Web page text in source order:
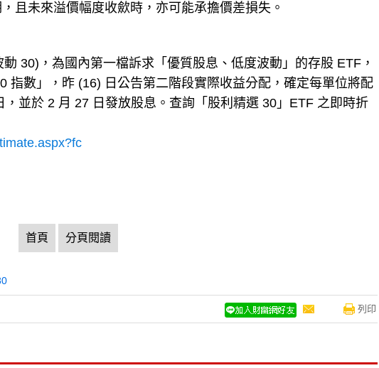
且未來溢價幅度收歛時，亦可能承擔價差損失。
30)，為國內第一檔訴求「優質股息、低度波動」的存股 ETF，
指數」，昨 (16) 日公告第二階段實際收益分配，確定每單位將配
並於 2 月 27 日發放股息。查詢「股利精選 30」ETF 之即時折
首頁 分頁閱讀
列印